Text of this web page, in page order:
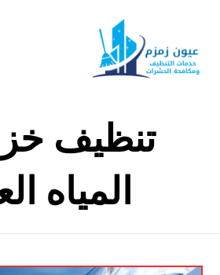
تنظيف
المياه